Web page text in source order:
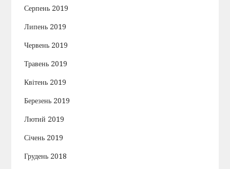
Серпень 2019
Липень 2019
Червень 2019
Травень 2019
Квітень 2019
Березень 2019
Лютий 2019
Січень 2019
Грудень 2018